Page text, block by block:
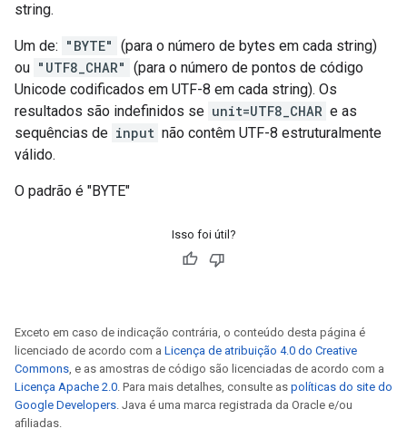
string.
Um de: "BYTE" (para o número de bytes em cada string)
ou "UTF8_CHAR" (para o número de pontos de código
Unicode codificados em UTF-8 em cada string). Os
resultados são indefinidos se unit=UTF8_CHAR e as
sequências de input não contêm UTF-8 estruturalmente
válido.
O padrão é "BYTE"
Isso foi útil?
Exceto em caso de indicação contrária, o conteúdo desta página é
licenciado de acordo com a Licença de atribuição 4.0 do Creative
Commons, e as amostras de código são licenciadas de acordo com a
Licença Apache 2.0. Para mais detalhes, consulte as políticas do site do
Google Developers. Java é uma marca registrada da Oracle e/ou
afiliadas.